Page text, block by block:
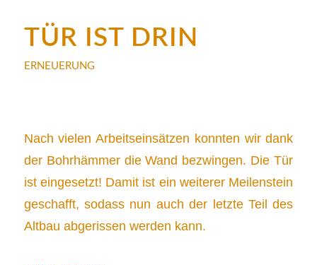
TÜR IST DRIN
ERNEUERUNG
Nach vielen Arbeitseinsätzen konnten wir dank
der Bohrhämmer die Wand bezwingen. Die Tür
ist eingesetzt! Damit ist ein weiterer Meilenstein
geschafft, sodass nun auch der letzte Teil des
Altbau abgerissen werden kann.